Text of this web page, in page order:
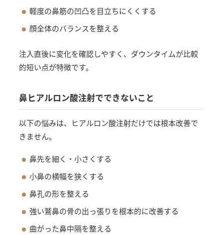
軽度の鼻筋の凹凸を目立ちにくくする
顔全体のバランスを整える
注入直後に変化を確認しやすく、ダウンタイムが比較
的短い点が特徴です。
鼻ヒアルロン酸注射でできないこと
以下の悩みは、ヒアルロン酸注射だけでは根本改善で
きません。
鼻先を細く・小さくする
小鼻の横幅を狭くする
鼻孔の形を整える
強い鷲鼻の骨の出っ張りを根本的に改善する
曲がった鼻中隔を整える